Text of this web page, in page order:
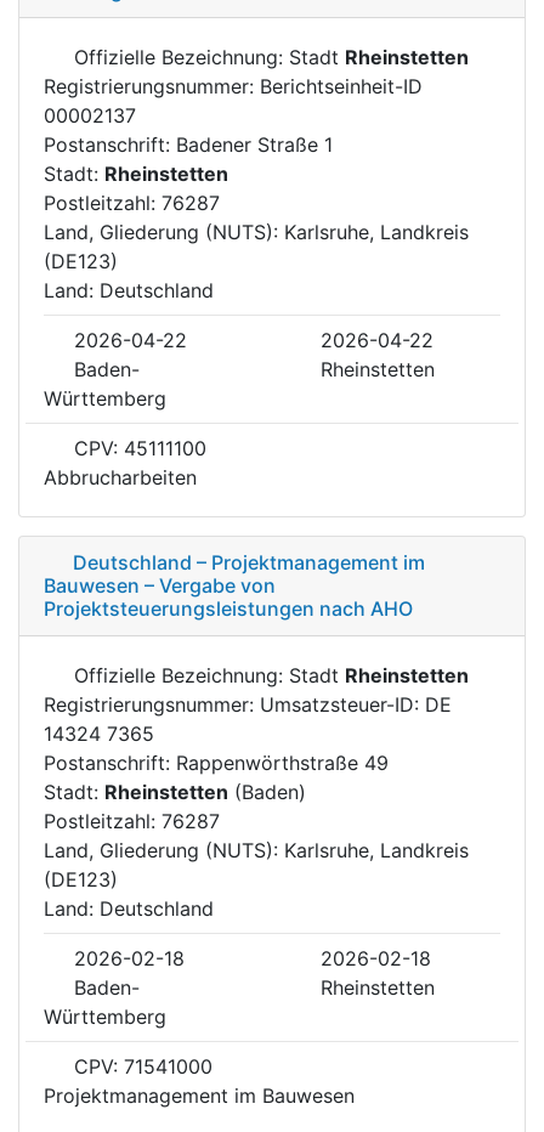
Offizielle Bezeichnung: Stadt Rheinstetten
Registrierungsnummer: Berichtseinheit-ID
00002137
Postanschrift: Badener Straße 1
Stadt: Rheinstetten
Postleitzahl: 76287
Land, Gliederung (NUTS): Karlsruhe, Landkreis
(DE123)
Land: Deutschland
2026-04-22
2026-04-22
Baden-
Württemberg
Rheinstetten
CPV: 45111100
Abbrucharbeiten
Deutschland – Projektmanagement im
Bauwesen – Vergabe von
Projektsteuerungsleistungen nach AHO
Offizielle Bezeichnung: Stadt Rheinstetten
Registrierungsnummer: Umsatzsteuer-ID: DE
14324 7365
Postanschrift: Rappenwörthstraße 49
Stadt: Rheinstetten (Baden)
Postleitzahl: 76287
Land, Gliederung (NUTS): Karlsruhe, Landkreis
(DE123)
Land: Deutschland
2026-02-18
2026-02-18
Baden-
Württemberg
Rheinstetten
CPV: 71541000
Projektmanagement im Bauwesen